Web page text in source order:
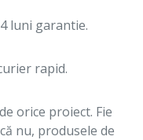
luni garantie.
rapid.
orice proiect. Fie
nu, produsele de